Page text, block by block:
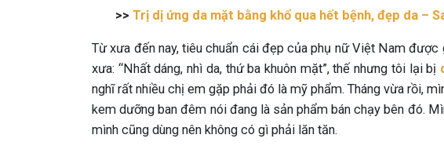
>> Trị dị ứng da mặt bằng khổ qua hết bệnh, đẹp da –
Từ xưa đến nay, tiêu chuẩn cái đẹp của phụ nữ Việt Nam được
xưa: “Nhất dáng, nhì da, thứ ba khuôn mặt”, thế nhưng tôi lại bị
nghĩ rất nhiều chị em gặp phải đó là mỹ phẩm. Tháng vừa rồi,
kem dưỡng ban đêm nói đang là sản phẩm bán chạy bên đó.
mình cũng dùng nên không có gì phải lăn tăn.